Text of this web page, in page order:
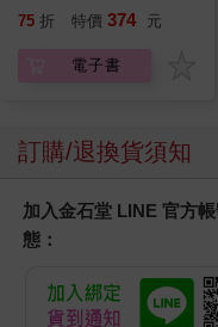
用背：照片單字全部收
境圖解，讓生活中的人
事時地物成為你的日文
75 折 特價 374 元
電子書
訂購/退換貨須知
加入金石堂 LINE 官方
態：